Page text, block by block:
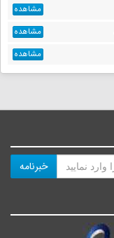
مشاهده
مشاهده
مشاهده
خبرنامه